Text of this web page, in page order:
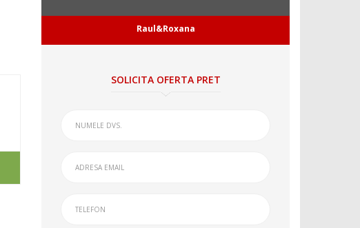
Raul&Roxana
SOLICITA OFERTA PRET